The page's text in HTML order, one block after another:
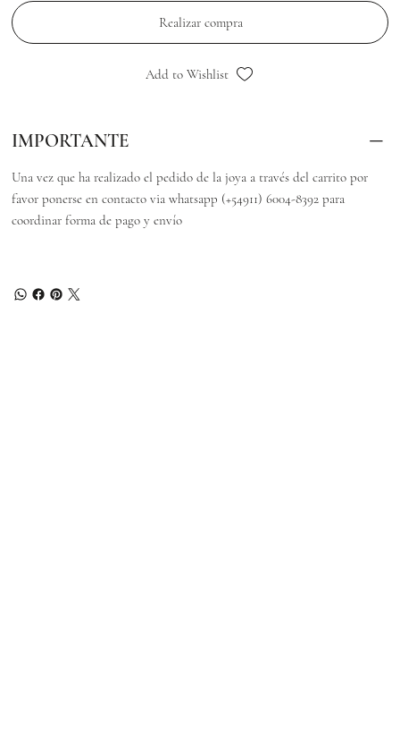
Realizar compra
Add to Wishlist
IMPORTANTE
Una vez que ha realizado el pedido de la joya a través del carrito por
favor ponerse en contacto via whatsapp (+54911) 6004-8392 para
coordinar forma de pago y envío